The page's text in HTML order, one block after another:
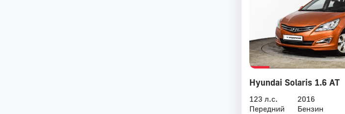
Hyundai Solaris 1.6 AT
123 л.с. 2016
Передний
Бензин